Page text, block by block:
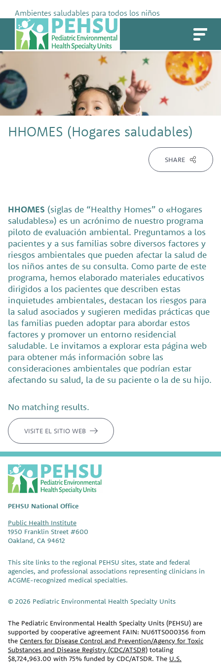
content
Ambientes saludables para todos los niños
PEHSU
HHOMES (Hogares saludables)
SHARE
HHOMES (siglas de “Healthy Homes” o «Hogares
saludables») es un acrónimo de nuestro programa
piloto de evaluación ambiental. Preguntamos a los
pacientes y a sus familias sobre diversos factores y
riesgos ambientales que pueden afectar la salud de
los niños antes de su consulta. Como parte de este
programa, hemos elaborado materiales educativos
dirigidos a los pacientes que describen estas
inquietudes ambientales, destacan los riesgos para
la salud asociados y sugieren medidas prácticas que
las familias pueden adoptar para abordar estos
factores y promover un entorno residencial
saludable. Le invitamos a explorar esta página web
para obtener más información sobre las
consideraciones ambientales que podrían estar
afectando su salud, la de su paciente o la de su hijo.
No matching results.
VISITE EL SITIO WEB
P
E
H
U
PEHSU National Office
Public Health Institute
1950 Franklin Street #600
Oakland, CA 94612
This site links to the regional PEHSU sites, state and federal
agencies, and professional associations representing clinicians in
ACGME-recognized medical specialties.
© 2026 Pediatric Environmental Health Specialty Units
The Pediatric Environmental Health Specialty Units (PEHSU) are
supported by cooperative agreement FAIN: NU61TS000356 from
the Centers for Disease Control and Prevention/Agency for Toxic
Substances and Disease Registry (CDC/ATSDR) totaling
$8,724,963.00 with 75% funded by CDC/ATSDR. The U.S.